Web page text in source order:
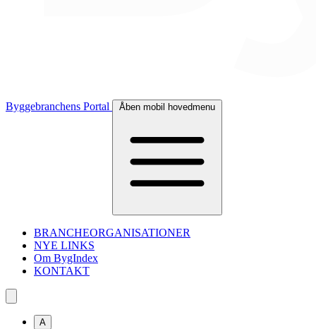
Byggebranchens Portal Åben mobil hovedmenu
BRANCHEORGANISATIONER
NYE LINKS
Om BygIndex
KONTAKT
A